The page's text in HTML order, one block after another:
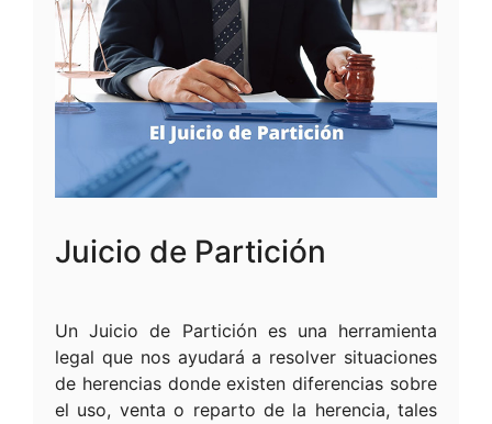
Juicio de Partición
Un Juicio de Partición es una herramienta
legal que nos ayudará a resolver situaciones
de herencias donde existen diferencias sobre
el uso, venta o reparto de la herencia, tales